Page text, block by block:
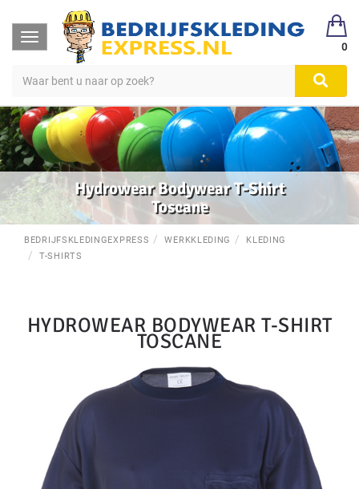
Toggle
navigation
0
Hydrowear Bodywear T-Shirt
Toscane
BEDRIJFSKLEDINGEXPRESS WERKKLEDING
KLEDING
T-SHIRTS
HYDROWEAR BODYWEAR T-SHIRT
TOSCANE